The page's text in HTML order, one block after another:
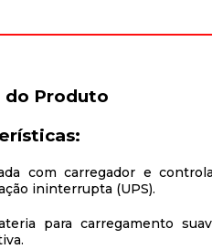
do Produto
com carregador e
ininterrupta (UPS).
para carregamento